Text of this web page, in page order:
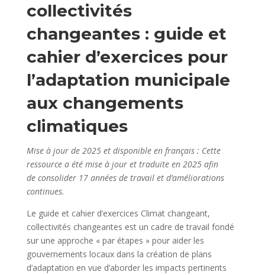
collectivités
changeantes : guide et
cahier d’exercices pour
l’adaptation municipale
aux changements
climatiques
Mise à jour de 2025 et disponible en français : Cette
ressource a été mise à jour et traduite en 2025 afin
de consolider 17 années de travail et d’améliorations
continues.
Le guide et cahier d’exercices Climat changeant,
collectivités changeantes est un cadre de travail fondé
sur une approche « par étapes » pour aider les
gouvernements locaux dans la création de plans
d’adaptation en vue d’aborder les impacts pertinents